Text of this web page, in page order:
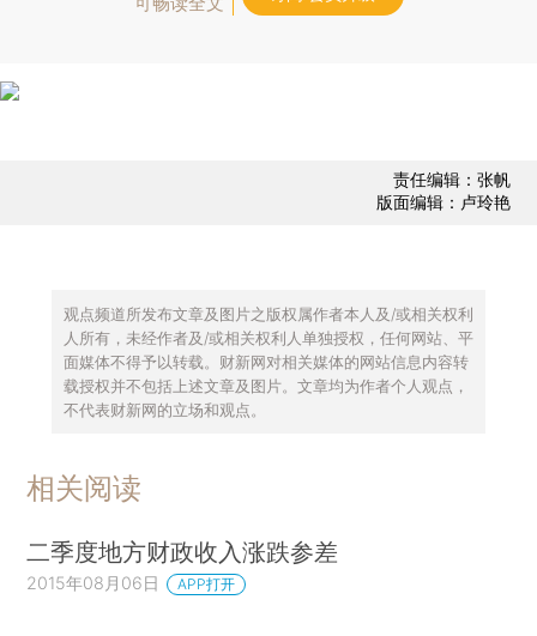
责任编辑：张帆
版面编辑：卢玲艳
观点频道所发布文章及图片之版权属作者本人及/或相关权利
人所有，未经作者及/或相关权利人单独授权，任何网站、平
面媒体不得予以转载。财新网对相关媒体的网站信息内容转
载授权并不包括上述文章及图片。文章均为作者个人观点，
不代表财新网的立场和观点。
相关阅读
二季度地方财政收入涨跌参差
2015年08月06日 APP打开